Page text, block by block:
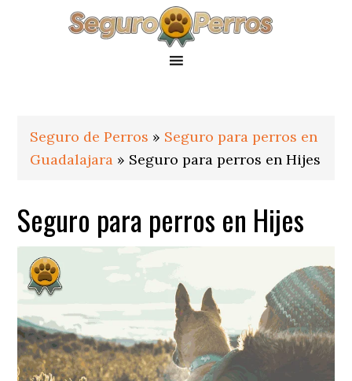
Seguro de Perros » Seguro para perros en
Guadalajara » Seguro para perros en Hijes
Seguro para perros en Hijes